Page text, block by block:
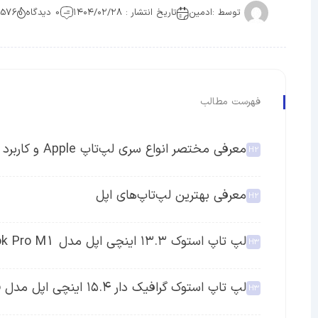
توسط :ادمین تاریخ انتشار : ۱۴۰۴/۰۲/۲۸ 0 دیدگاه 3576
فهرست مطالب
معرفی مختصر انواع سری لپ‌تاپ Apple و کاربرد آن‌ها
معرفی بهترین لپ‌تاپ‌های اپل
لپ تاپ استوک ۱۳.۳ اینچی اپل مدل Apple MacBook Pro M1
لپ تاپ استوک گرافیک دار ۱۵.۴ اینچی اپل مدل Apple MacBook Pro